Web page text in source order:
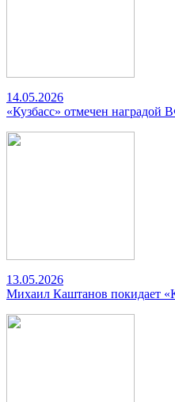
14.05.2026
«Кузбасс» отмечен наградой
13.05.2026
Михаил Каштанов покидает